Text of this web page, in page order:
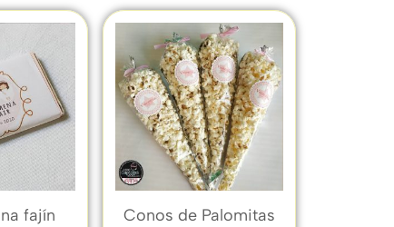
fajín
Conos de Palomitas